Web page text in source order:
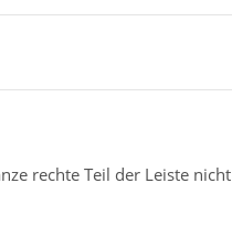
rechte Teil der Leiste nicht